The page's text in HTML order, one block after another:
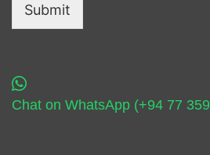
Submit
Chat on WhatsApp (+94 77